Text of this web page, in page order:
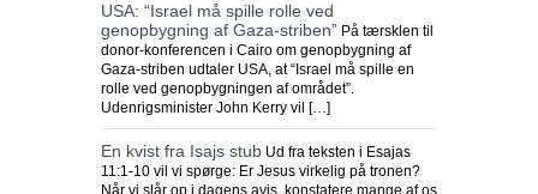
USA: “Israel må spille rolle ved
genopbygning af Gaza-striben” På tærsklen til
donor-konferencen i Cairo om genopbygning af
Gaza-striben udtaler USA, at “Israel må spille en
rolle ved genopbygningen af området”.
Udenrigsminister John Kerry vil […]
En kvist fra Isajs stub Ud fra teksten i Esajas
11:1-10 vil vi spørge: Er Jesus virkelig på tronen?
Når vi slår op i dagens avis, konstatere mange af os